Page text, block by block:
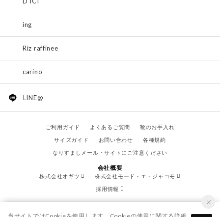
ing
Riz raffinee
carino
LINE@
ご利用ガイド よくあるご質問
靴のお手入れ
サイズガイド
お問い合わせ
各種規約
なりすましメール・サイトにご注意ください
会社概要
株式会社オギツ
株式会社モード・エ・ジャコモ
採用情報